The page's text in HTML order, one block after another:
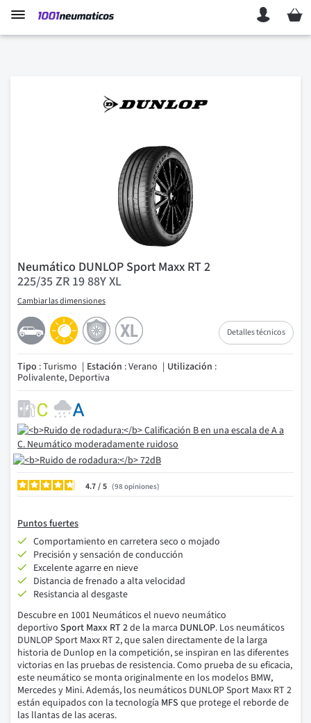
Mi
Neumático DUNLOP Sport Maxx RT 2
225/35 ZR 19 88Y XL
Cambiar las dimensiones
Detalles técnicos
Tipo : Turismo Estación : Verano Utilización :
Polivalente, Deportiva
4.7/ 98 opiniones
Puntos fuertes
Comportamiento en carretera seco o mojado
Precisión y sensación de conducción
Excelente agarre en nieve
Distancia de frenado a alta velocidad
Resistancia al desgaste
Descubre en 1001 Neumáticos el nuevo neumático
deportivo Sport Maxx RT 2de la marca DUNLOP. Los neumáticos
DUNLOP Sport Maxx RT 2, que salen directamente de la larga
historia de Dunlop en la competición, se inspiran en las diferentes
victorias en las pruebas de resistencia.Como prueba de su eficacia,
este neumático se monta originalmente en los modelos BMW,
Mercedes y Mini.Además, los neumáticos DUNLOP Sport Maxx RT 2
están equipados con la tecnología MFS que protege el reborde de
las llantas de las aceras.